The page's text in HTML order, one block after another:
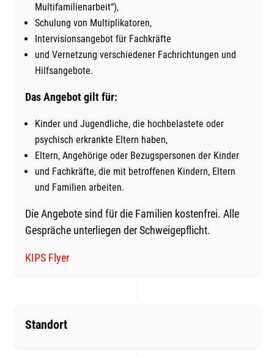
Multifamilienarbeit“),
Schulung von Multiplikatoren,
Intervisionsangebot für Fachkräfte
und Vernetzung verschiedener Fachrichtungen und
Hilfsangebote.
Das Angebot gilt für:
Kinder und Jugendliche, die hochbelastete oder
psychisch erkrankte Eltern haben,
Eltern, Angehörige oder Bezugspersonen der Kinder
und Fachkräfte, die mit betroffenen Kindern, Eltern
und Familien arbeiten.
Die Angebote sind für die Familien kostenfrei. Alle
Gespräche unterliegen der Schweigepflicht.
KIPS Flyer
Standort